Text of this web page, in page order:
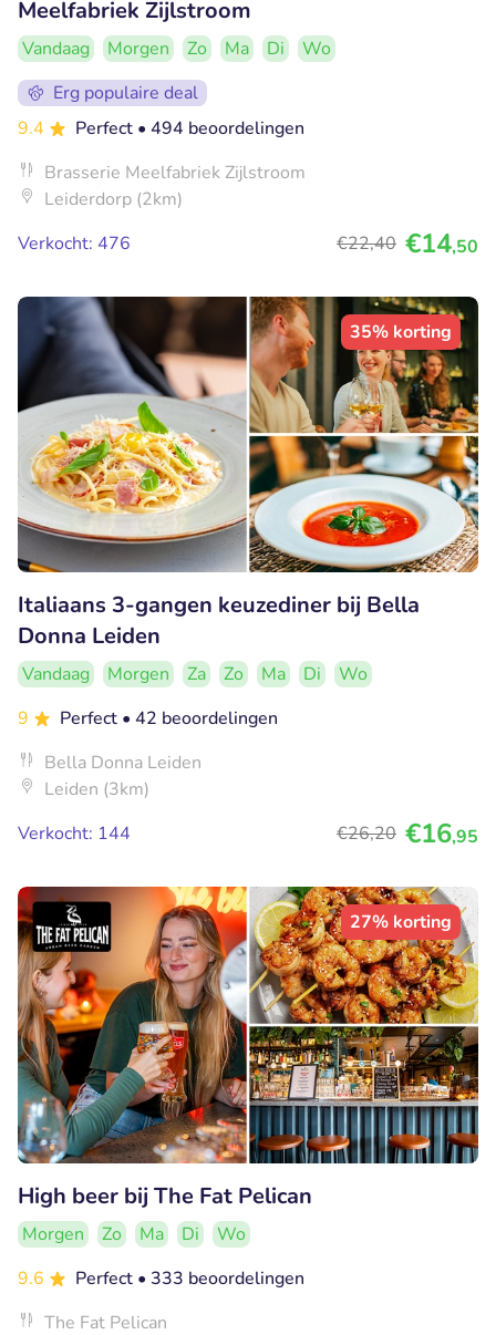
Meelfabriek Zijlstroom
Vandaag Morgen Zo Ma Di
Wo
Erg populaire deal
9.4
Perfect • 494 beoordelingen
Brasserie Meelfabriek Zijlstroom
Leiderdorp (2km)
Verkocht: 476
€22,40 €14,50
35% korting
Italiaans 3-gangen keuzediner bij Bella
Donna Leiden
Vandaag Morgen Za Zo Ma Di
Wo
9
Perfect • 42 beoordelingen
Bella Donna Leiden
Leiden (3km)
Verkocht: 144
€26,20 €16,95
27% korting
High beer bij The Fat Pelican
Morgen Zo Ma Di
Wo
9.6
Perfect • 333 beoordelingen
The Fat Pelican